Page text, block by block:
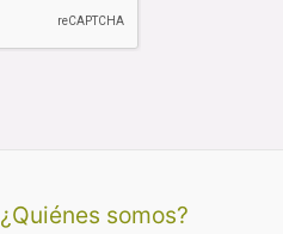
¿Quiénes somos?